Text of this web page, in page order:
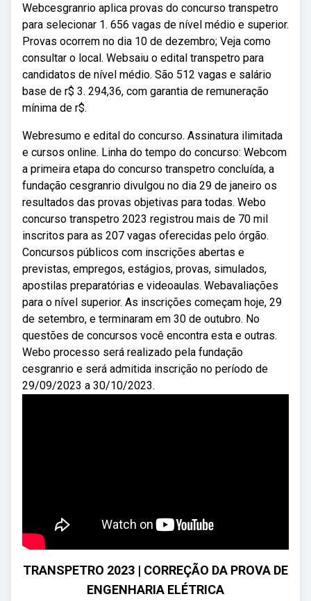
Webcesgranrio aplica provas do concurso transpetro
para selecionar 1. 656 vagas de nível médio e superior.
Provas ocorrem no dia 10 de dezembro; Veja como
consultar o local. Websaiu o edital transpetro para
candidatos de nível médio. São 512 vagas e salário
base de r$ 3. 294,36, com garantia de remuneração
mínima de r$.
Webresumo e edital do concurso. Assinatura ilimitada
e cursos online. Linha do tempo do concurso: Webcom
a primeira etapa do concurso transpetro concluída, a
fundação cesgranrio divulgou no dia 29 de janeiro os
resultados das provas objetivas para todas. Webo
concurso transpetro 2023 registrou mais de 70 mil
inscritos para as 207 vagas oferecidas pelo órgão.
Concursos públicos com inscrições abertas e
previstas, empregos, estágios, provas, simulados,
apostilas preparatórias e videoaulas. Webavaliações
para o nível superior. As inscrições começam hoje, 29
de setembro, e terminaram em 30 de outubro. No
questões de concursos você encontra esta e outras.
Webo processo será realizado pela fundação
cesgranrio e será admitida inscrição no período de
29/09/2023 a 30/10/2023.
TRANSPETRO 2023 | CORREÇÃO DA PROVA DE
ENGENHARIA ELÉTRICA